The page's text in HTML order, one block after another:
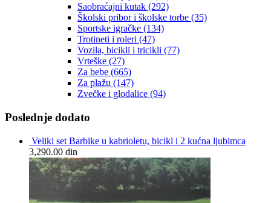
Saobraćajni kutak (292)
Školski pribor i školske torbe (35)
Sportske igračke (134)
Trotineti i roleri (47)
Vozila, bicikli i tricikli (77)
Vrteške (27)
Za bebe (665)
Za plažu (147)
Zvečke i glodalice (94)
Poslednje dodato
Veliki set Barbike u kabrioletu, bicikl i 2 kućna ljubimca
3,290.00 din